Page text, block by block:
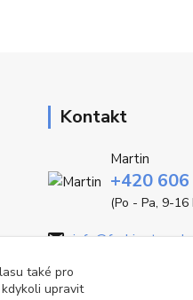
Kontakt
Martin
+420
(Po - Pa, 9-16
také pro
upravit